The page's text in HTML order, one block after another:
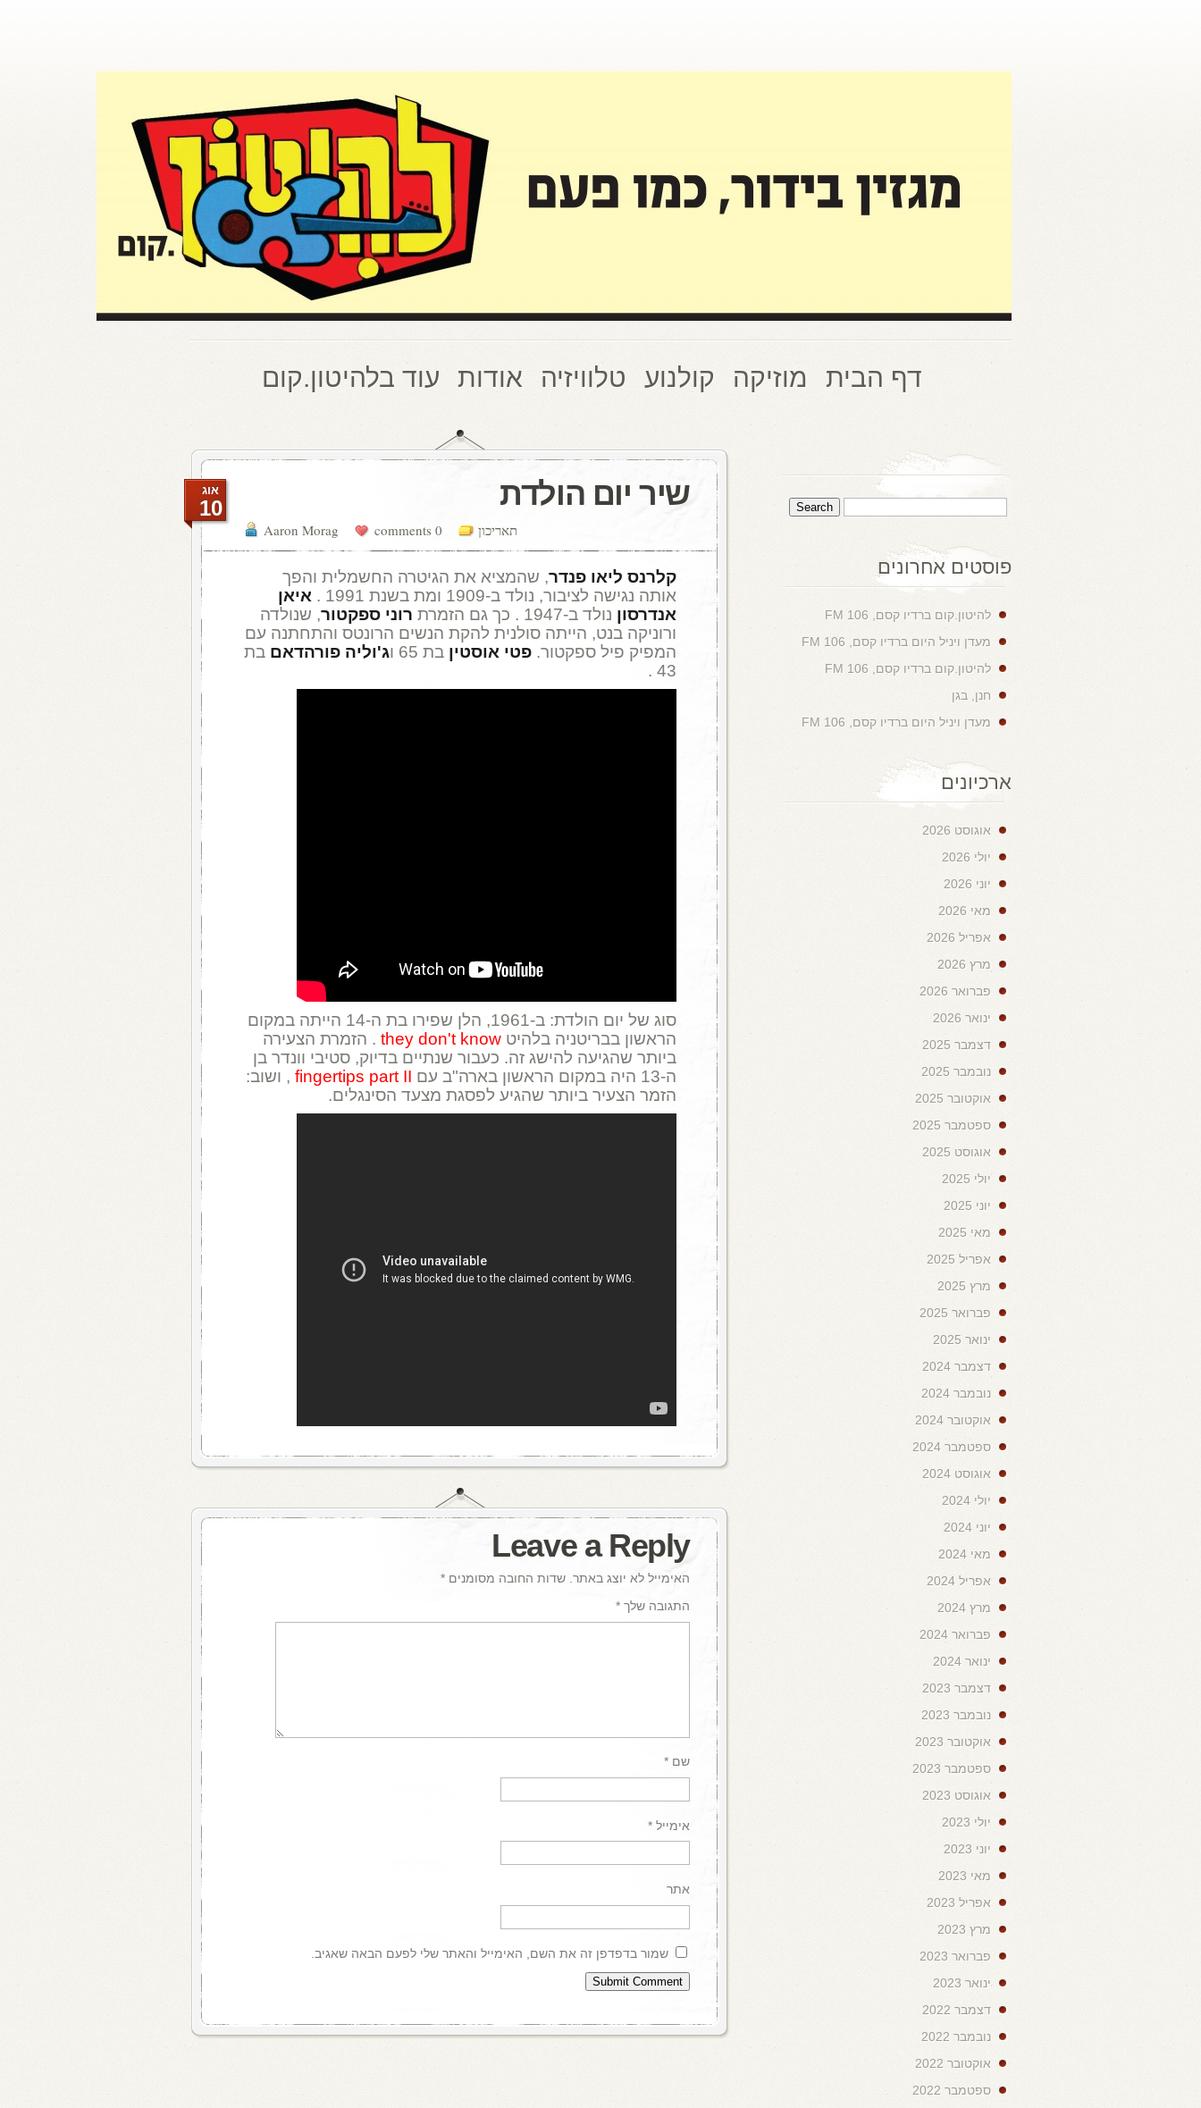
דף הבית מוזיקה קולנוע טלוויזיה אודות עוד בלהיטון.קום
שיר יום הולדת
Aaron Morag 0 comments תאריכון
אוג
10
קלרנס ליאו פנדר, שהמציא את הגיטרה החשמלית והפך
אותה נגישה לציבור, נולד ב-1909 ומת בשנת 1991 .
איאן
אנדרסון נולד ב-1947 . כך גם הזמרת רוני ספקטור, שנולדה
ורוניקה בנט, הייתה סולנית להקת הנשים הרונטס והתחתנה עם
המפיק פיל ספקטור. פטי אוסטין בת 65 ו ג'וליה פורהדאם בת
43 .
סוג של יום הולדת: ב-1961, הלן שפירו בת ה-14 הייתה במקום
הראשון בבריטניה בלהיט they don't know . הזמרת הצעירה
ביותר שהגיעה להישג זה. כעבור שנתיים בדיוק, סטיבי וונדר בן
ה-13 היה במקום הראשון בארה"ב עם
fingertips part II
, ושוב:
הזמר הצעיר ביותר שהגיע לפסגת מצעד הסינגלים.
Leave a Reply
האימייל לא יוצג באתר. שדות החובה מסומנים *
התגובה שלך *
שם *
אימייל *
אתר
שמור בדפדפן זה את השם, האימייל והאתר שלי לפעם הבאה שאגיב.
פוסטים אחרונים
להיטון.קום ברדיו קסם, 106 FM
מעדן ויניל היום ברדיו קסם, 106 FM
להיטון.קום ברדיו קסם, 106 FM
חנן, בגן
מעדן ויניל היום ברדיו קסם, 106 FM
ארכיונים
אוגוסט 2026
יולי 2026
יוני 2026
מאי 2026
אפריל 2026
מרץ 2026
פברואר 2026
ינואר 2026
דצמבר 2025
נובמבר 2025
אוקטובר 2025
ספטמבר 2025
אוגוסט 2025
יולי 2025
יוני 2025
מאי 2025
אפריל 2025
מרץ 2025
פברואר 2025
ינואר 2025
דצמבר 2024
נובמבר 2024
אוקטובר 2024
ספטמבר 2024
אוגוסט 2024
יולי 2024
יוני 2024
מאי 2024
אפריל 2024
מרץ 2024
פברואר 2024
ינואר 2024
דצמבר 2023
נובמבר 2023
אוקטובר 2023
ספטמבר 2023
אוגוסט 2023
יולי 2023
יוני 2023
מאי 2023
אפריל 2023
מרץ 2023
פברואר 2023
ינואר 2023
דצמבר 2022
נובמבר 2022
אוקטובר 2022
ספטמבר 2022